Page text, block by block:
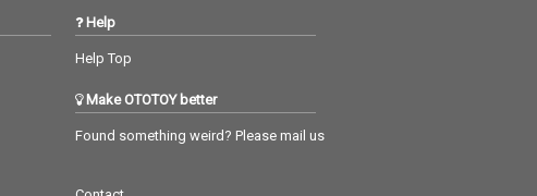
Help
Help Top
Make OTOTOY better
Found something weird? Please mail us